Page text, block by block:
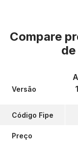
Compare
de
Versão
Código Fipe
Preço